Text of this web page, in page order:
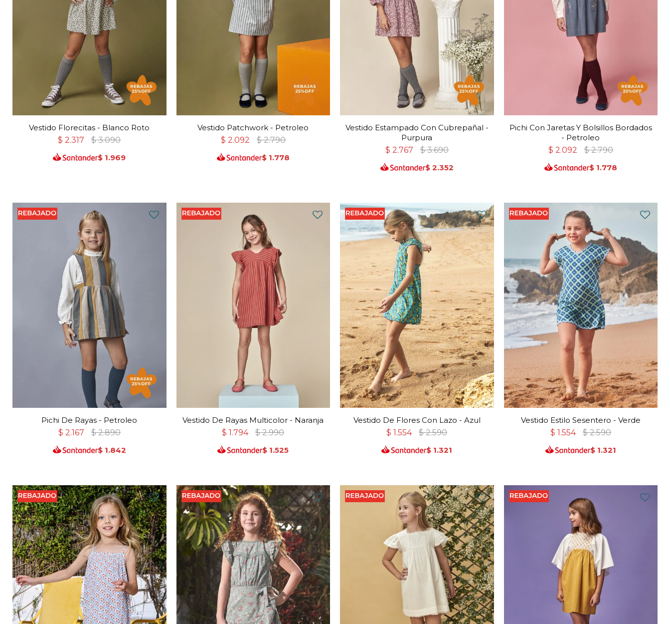
Vestido Florecitas - Blanco Roto
$ 2.317 $ 3.090
$ 1.969
Vestido Patchwork - Petroleo
$ 2.092 $ 2.790
$ 1.778
Vestido Estampado Con Cubrepañal -
Purpura
$ 2.767 $ 3.690
$ 2.352
Pichi Con Jaretas Y Bolsillos Bordados
- Petroleo
$ 2.092 $ 2.790
$ 1.778
Pichi De Rayas - Petroleo
$ 2.167 $ 2.890
$ 1.842
Vestido De Rayas Multicolor - Naranja
$ 1.794 $ 2.990
$ 1.525
Vestido De Flores Con Lazo - Azul
$ 1.554 $ 2.590
$ 1.321
Vestido Estilo Sesentero - Verde
$ 1.554 $ 2.590
$ 1.321